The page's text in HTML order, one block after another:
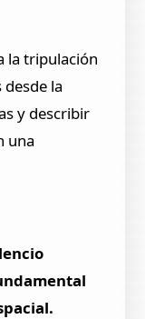
la tripulación
la
y describir
una